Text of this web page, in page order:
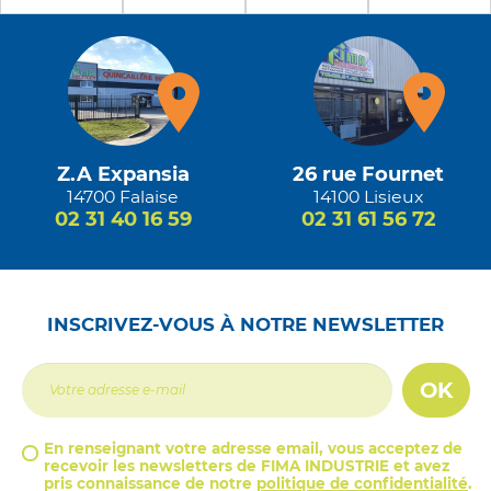
Z.A Expansia
14700 Falaise
02 31 40 16 59
26 rue Fournet
14100 Lisieux
02 31 61 56 72
INSCRIVEZ-VOUS À NOTRE NEWSLETTER
OK
En renseignant votre adresse email, vous acceptez de
recevoir les newsletters de FIMA INDUSTRIE et avez
pris connaissance de notre politique de confidentialité.